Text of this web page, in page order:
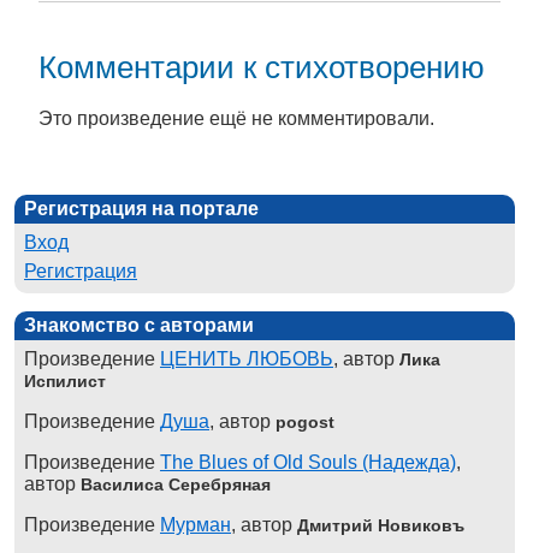
Комментарии к стихотворению
Это произведение ещё не комментировали.
Регистрация на портале
Вход
Регистрация
Знакомство с авторами
Произведение ЦЕНИТЬ ЛЮБОВЬ, автор Лика
Испилист
Произведение Душа, автор pogost
Произведение The Blues of Old Souls (Надежда),
автор Василиса Серебряная
Произведение Мурман, автор Дмитрий Новиковъ